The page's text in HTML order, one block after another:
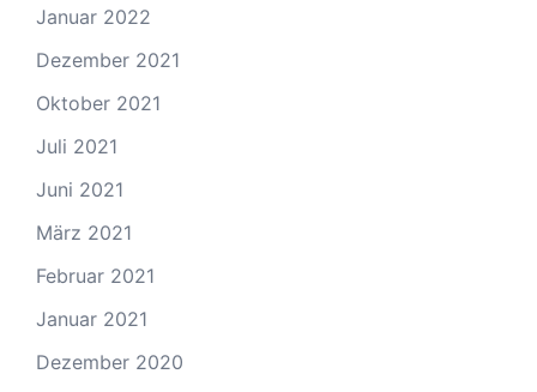
Januar 2022
Dezember 2021
Oktober 2021
Juli 2021
Juni 2021
März 2021
Februar 2021
Januar 2021
Dezember 2020